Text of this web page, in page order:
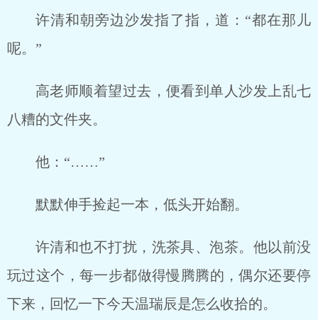
许清和朝旁边沙发指了指，道：“都在那儿
呢。”
高老师顺着望过去，便看到单人沙发上乱七
八糟的文件夹。
他：“……”
默默伸手捡起一本，低头开始翻。
许清和也不打扰，洗茶具、泡茶。他以前没
玩过这个，每一步都做得慢腾腾的，偶尔还要停
下来，回忆一下今天温瑞辰是怎么收拾的。